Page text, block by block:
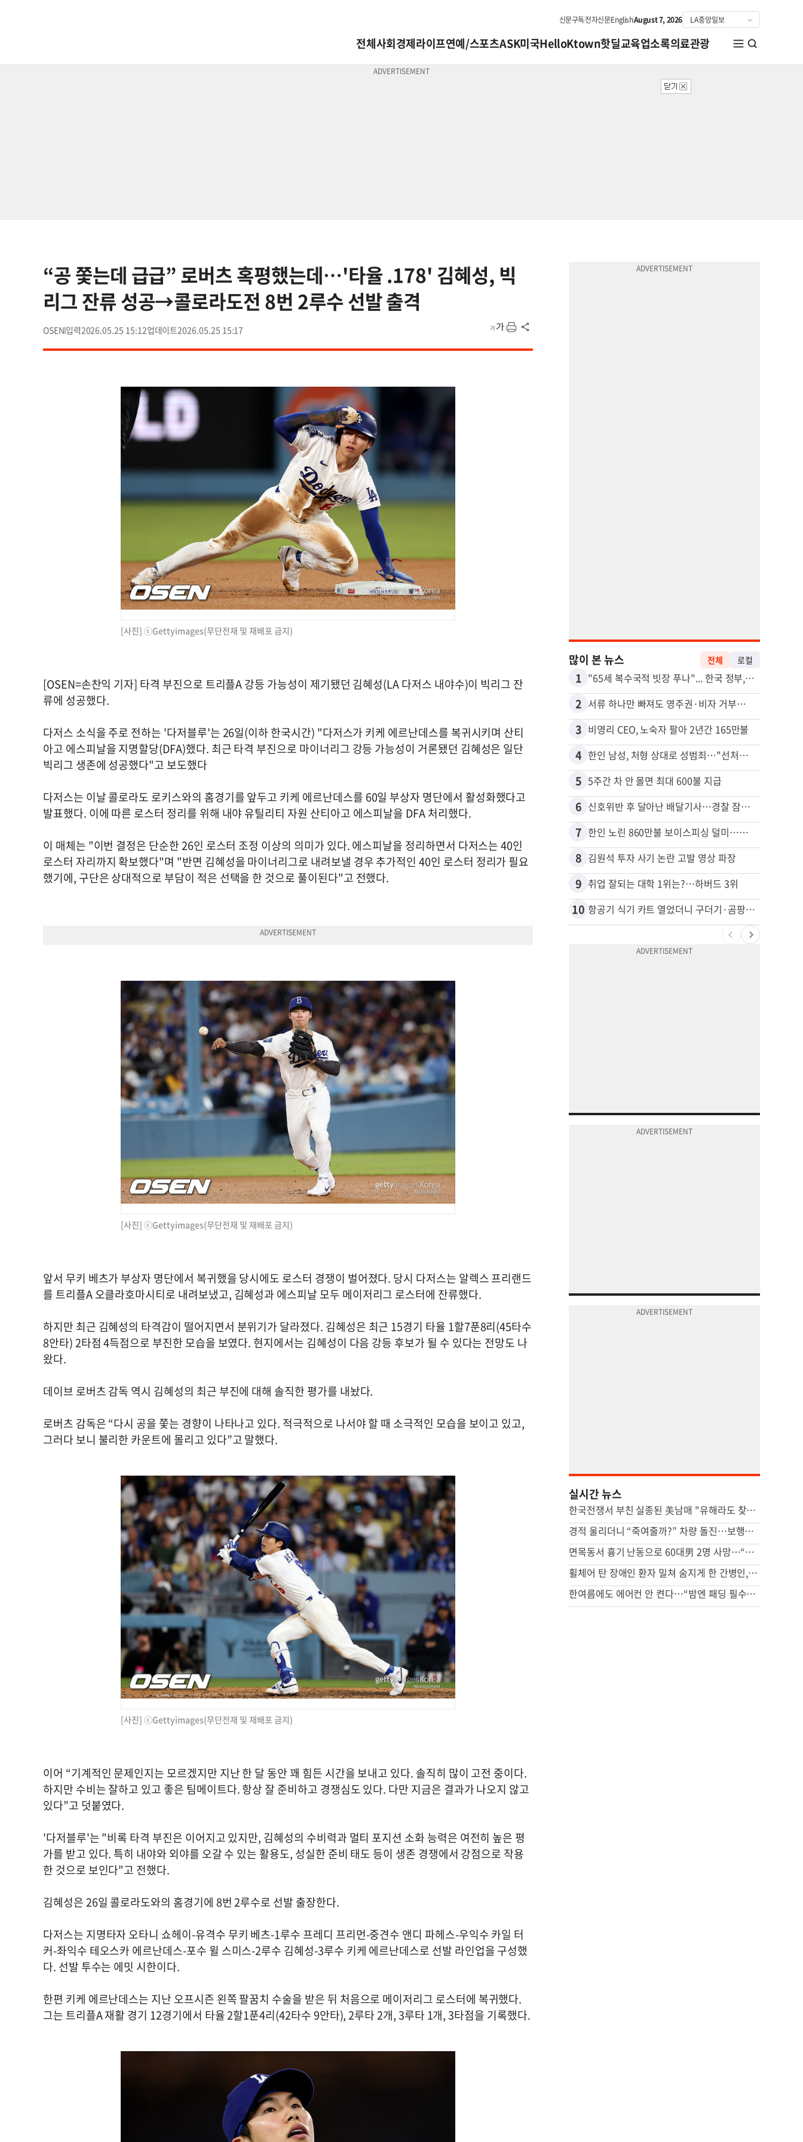
신문구독전자신문EnglishAugust 7, 2026
전체사회경제라이프연예/스포츠ASK미국HelloKtown핫딜교육업소록의료관광
“공 쫓는데 급급” 로버츠 혹평했는데…'타율 .178' 김혜성, 빅
리그 잔류 성공→콜로라도전 8번 2루수 선발 출격
OSEN 2026.05.25 15:12 2026.05.25 15:17
[사진] ⓒGettyimages(무단전재 및 재배포 금지)
[OSEN=손찬익 기자] 타격 부진으로 트리플A 강등 가능성이 제기됐던 김혜성(LA 다저스 내야수)이 빅리그 잔
류에 성공했다.
다저스 소식을 주로 전하는 '다저블루'는 26일(이하 한국시간) "다저스가 키케 에르난데스를 복귀시키며 산티
아고 에스피날을 지명할당(DFA)했다. 최근 타격 부진으로 마이너리그 강등 가능성이 거론됐던 김혜성은 일단
빅리그 생존에 성공했다"고 보도했다
다저스는 이날 콜로라도 로키스와의 홈경기를 앞두고 키케 에르난데스를 60일 부상자 명단에서 활성화했다고
발표했다. 이에 따른 로스터 정리를 위해 내야 유틸리티 자원 산티아고 에스피날을 DFA 처리했다.
이 매체는 "이번 결정은 단순한 26인 로스터 조정 이상의 의미가 있다. 에스피날을 정리하면서 다저스는 40인
로스터 자리까지 확보했다"며 "반면 김혜성을 마이너리그로 내려보낼 경우 추가적인 40인 로스터 정리가 필요
했기에, 구단은 상대적으로 부담이 적은 선택을 한 것으로 풀이된다"고 전했다.
[사진] ⓒGettyimages(무단전재 및 재배포 금지)
앞서 무키 베츠가 부상자 명단에서 복귀했을 당시에도 로스터 경쟁이 벌어졌다. 당시 다저스는 알렉스 프리랜드
를 트리플A 오클라호마시티로 내려보냈고, 김혜성과 에스피날 모두 메이저리그 로스터에 잔류했다.
하지만 최근 김혜성의 타격감이 떨어지면서 분위기가 달라졌다. 김혜성은 최근 15경기 타율 1할7푼8리(45타수
8안타) 2타점 4득점으로 부진한 모습을 보였다. 현지에서는 김혜성이 다음 강등 후보가 될 수 있다는 전망도 나
왔다.
데이브 로버츠 감독 역시 김혜성의 최근 부진에 대해 솔직한 평가를 내놨다.
로버츠 감독은 “다시 공을 쫓는 경향이 나타나고 있다. 적극적으로 나서야 할 때 소극적인 모습을 보이고 있고,
그러다 보니 불리한 카운트에 몰리고 있다”고 말했다.
[사진] ⓒGettyimages(무단전재 및 재배포 금지)
이어 “기계적인 문제인지는 모르겠지만 지난 한 달 동안 꽤 힘든 시간을 보내고 있다. 솔직히 많이 고전 중이다.
하지만 수비는 잘하고 있고 좋은 팀메이트다. 항상 잘 준비하고 경쟁심도 있다. 다만 지금은 결과가 나오지 않고
있다”고 덧붙였다.
'다저블루'는 "비록 타격 부진은 이어지고 있지만, 김혜성의 수비력과 멀티 포지션 소화 능력은 여전히 높은 평
가를 받고 있다. 특히 내야와 외야를 오갈 수 있는 활용도, 성실한 준비 태도 등이 생존 경쟁에서 강점으로 작용
한 것으로 보인다"고 전했다.
김혜성은 26일 콜로라도와의 홈경기에 8번 2루수로 선발 출장한다.
다저스는 지명타자 오타니 쇼헤이-유격수 무키 베츠-1루수 프레디 프리먼-중견수 앤디 파헤스-우익수 카일 터
커-좌익수 테오스카 에르난데스-포수 윌 스미스-2루수 김혜성-3루수 키케 에르난데스로 선발 라인업을 구성했
다. 선발 투수는 에밋 시한이다.
한편 키케 에르난데스는 지난 오프시즌 왼쪽 팔꿈치 수술을 받은 뒤 처음으로 메이저리그 로스터에 복귀했다.
그는 트리플A 재활 경기 12경기에서 타율 2할1푼4리(42타수 9안타), 2루타 2개, 3루타 1개, 3타점을 기록했다.
많이 본 뉴스 전체 로컬
1 "65세 복수국적 빗장 푸나"... 한국 정부, 연령 완화 전면 추진
2 서류 하나만 빠져도 영주권·비자 거부…심사관 재량권 대폭 확대
3 비영리 CEO, 노숙자 팔아 2년간 165만불
4 한인 남성, 처형 상대로 성범죄…"선처해줬더니 배신자 취급"
5 5주간 차 안 몰면 최대 600불 지급
6 신호위반 후 달아난 배달기사…경찰 잠복해 잡고보니 ‘반전’
7 한인 노린 860만불 보이스피싱 덜미…영사관·한국 검찰 사칭
8 김원석 투자 사기 논란 고발 영상 파장
9 취업 잘되는 대학 1위는?…하버드 3위
10 항공기 식기 카트 열었더니 구더기·곰팡이…LAX 기내식 업체 논란
실시간 뉴스
한국전쟁서 부친 실종된 美남매 "유해라도 찾을 수 있다면…"
경적 울리더니 “죽여줄까?” 차량 돌진…보행자 덮쳤다
면목동서 흉기 난동으로 60대男 2명 사망…“지인 사이 추정”
휠체어 탄 장애인 환자 밀쳐 숨지게 한 간병인, 2심도 집유
한여름에도 에어컨 안 켠다…“밤엔 패딩 필수” 냉방도시 어디